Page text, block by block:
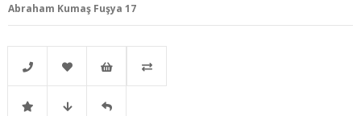
Abraham Kumaş Fuşya 17
Telefonla Favorilere İstek